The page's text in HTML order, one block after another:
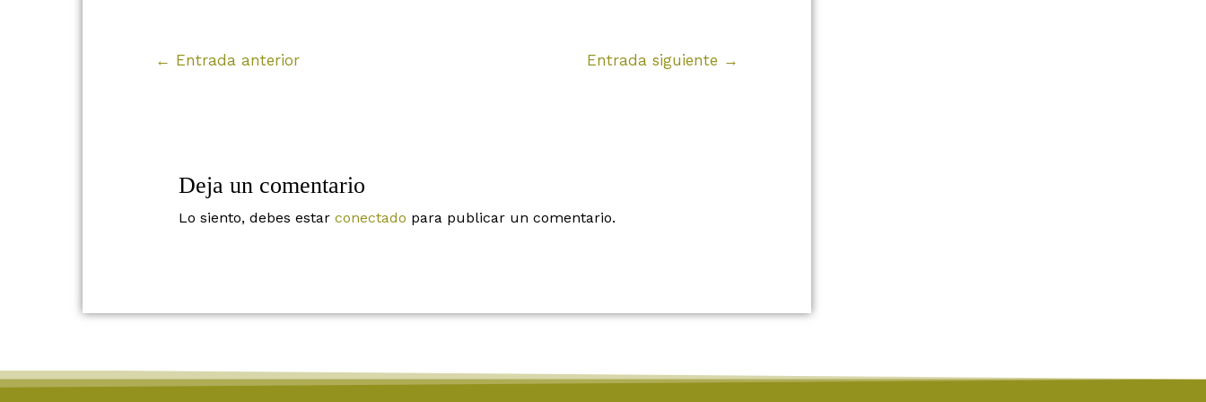
← Entrada anterior Entrada siguiente →
Deja un comentario
Lo siento, debes estar conectado para publicar un comentario.